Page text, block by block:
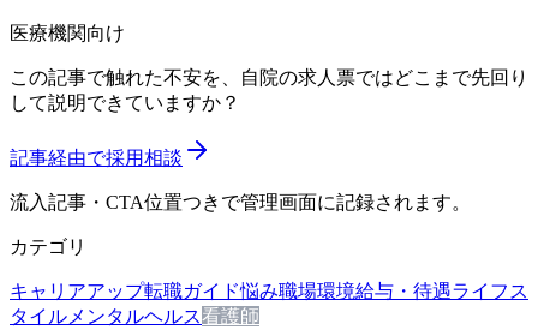
医療機関向け
この記事で触れた不安を、自院の求人票ではどこまで先回り
して説明できていますか？
記事経由で採用相談
流入記事・CTA位置つきで管理画面に記録されます。
カテゴリ
キャリアアップ転職ガイド悩み職場環境給与・待遇ライフス
タイル メンタルヘルス看護師